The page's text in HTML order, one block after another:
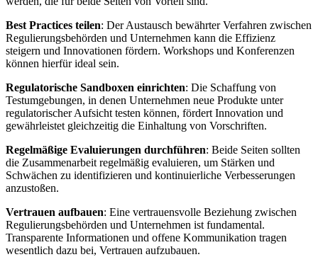
Best Practices teilen:‌ Der ‍Austausch bewährter‍ Verfahren zwischen
Regulierungsbehörden und Unternehmen‌ kann die Effizienz
steigern und Innovationen fördern.‍ Workshops und‌ Konferenzen
können⁤ hierfür ideal sein.
Regulatorische​ Sandboxen einrichten:⁤ Die Schaffung von
Testumgebungen, in denen Unternehmen⁣ neue Produkte unter
regulatorischer Aufsicht testen können, fördert Innovation und
gewährleistet ‌gleichzeitig​ die Einhaltung ⁣von Vorschriften.
Regelmäßige Evaluierungen durchführen: Beide Seiten‌ sollten
‌die ⁢Zusammenarbeit regelmäßig evaluieren, ⁤um Stärken⁤ und
Schwächen zu identifizieren ‌und kontinuierliche​ Verbesserungen
anzustoßen.
Vertrauen‌ aufbauen:‍ Eine vertrauensvolle Beziehung zwischen
Regulierungsbehörden ⁣und Unternehmen ist fundamental.
Transparente ⁢Informationen und offene Kommunikation tragen
wesentlich dazu bei, Vertrauen aufzubauen.